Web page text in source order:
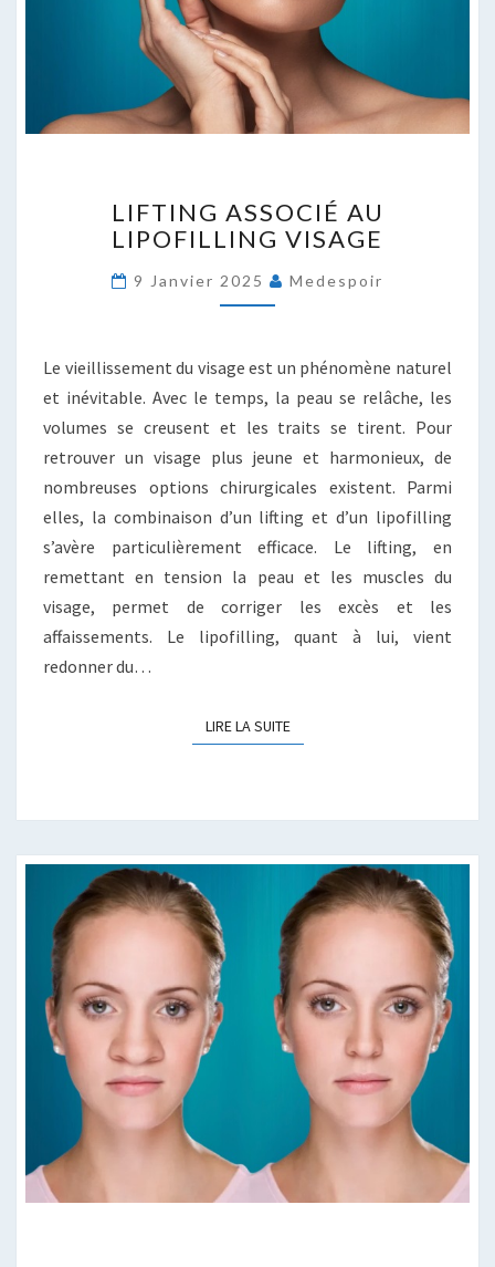
ASSOCIÉ
AU
VISAGE
LIFTING ASSOCIÉ AU
LIPOFILLING VISAGE
9 Janvier 2025 Medespoir
Le vieillissement du visage est un phénomène naturel
et inévitable. Avec le temps, la peau se relâche, les
volumes se creusent et les traits se tirent. Pour
retrouver un visage plus jeune et harmonieux, de
nombreuses options chirurgicales existent. Parmi
elles, la combinaison d’un lifting et d’un lipofilling
s’avère particulièrement efficace. Le lifting, en
remettant en tension la peau et les muscles du
visage, permet de corriger les excès et les
affaissements. Le lipofilling, quant à lui, vient
redonner du…
LIRE LA SUITELIRE LA SUITE